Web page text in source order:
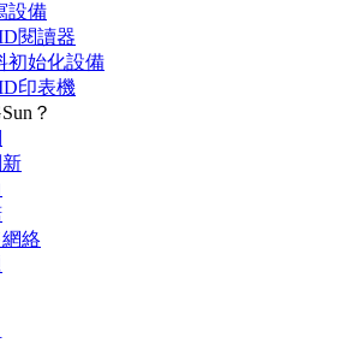
設備
閱讀器
初始化設備
印表機
？
絡